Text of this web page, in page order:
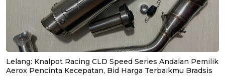
Lelang: Knalpot Racing CLD Speed Series Andalan Pemilik
Aerox Pencinta Kecepatan, Bid Harga Terbaikmu Bradsis